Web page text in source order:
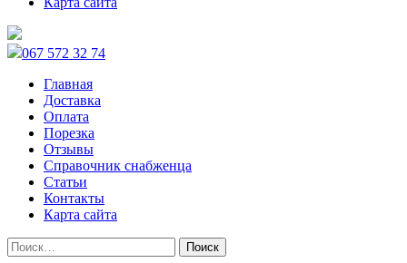
067 572 32 74
Главная
Доставка
Оплата
Порезка
Отзывы
Справочник снабженца
Статьи
Контакты
Карта сайта